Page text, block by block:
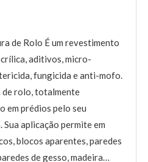
de Rolo É um revestimento
aditivos, micro-
fungicida e anti-mofo.
rolo, totalmente
em prédios pelo seu
aplicação permite em
blocos aparentes, paredes
de gesso, madeira…